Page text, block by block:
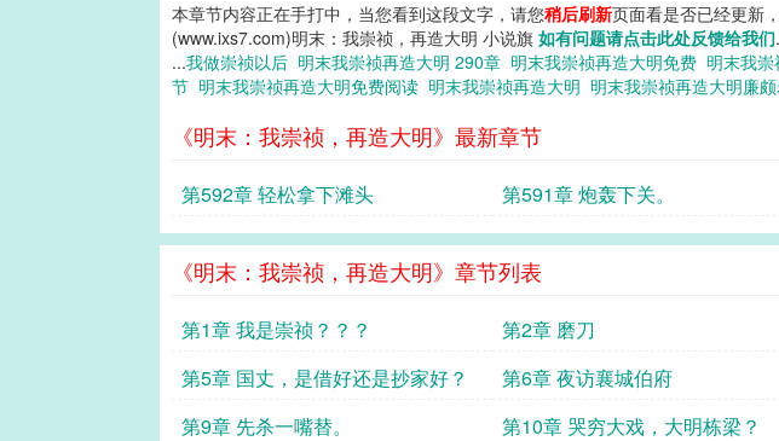
本章节内容正在手打中，当您看到这段文字，请您稍后刷新页面看是否已经更新
(www.ixs7.com)明末：我崇祯，再造大明 小说旗 如有问题请点击此处反馈给我们
...我做崇祯以后 明末我崇祯再造大明 290章 明末我崇祯再造大明免费 明末我
节 明末我崇祯再造大明免费阅读 明末我崇祯再造大明 明末我崇祯再造大明廉
《明末：我崇祯，再造大明》最新章节
第592章 轻松拿下滩头 第591章 炮轰下关。
《明末：我崇祯，再造大明》章节列表
第1章 我是崇祯？？？ 第2章 磨刀
第5章 国丈，是借好还是抄家好？
第6章 夜访襄城伯府
第9章 先杀一嘴替。
第10章 哭穷大戏，大明栋梁？